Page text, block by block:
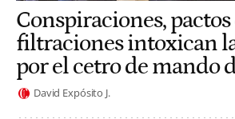
Conspiraciones,
filtraciones intoxican
por el cetro de mando
David Expósito J.